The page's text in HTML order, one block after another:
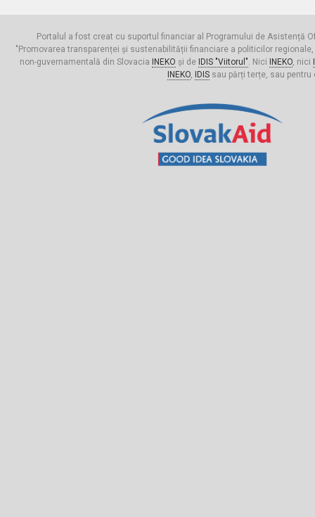
Portalul a fost creat cu suportul financiar al Programului de Asistență
"Promovarea transparenței și sustenabilității financiare a politicilor
non-guvernamentală din Slovacia
INEKO și de IDIS "Viitorul". Nici INEKO, nici
INEKO, IDISsau părți terțe, sau pentru